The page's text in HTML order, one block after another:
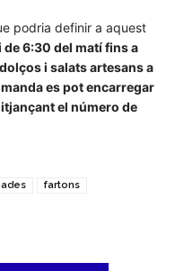
podria definir a aquest
6:30 del matí fins a
i salats artesans a
es pot encarregar
el número de
fartons